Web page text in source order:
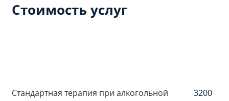
Стоимость услуг
Стандартная терапия при алкогольной
3200